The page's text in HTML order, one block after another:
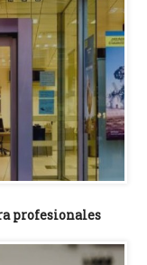
profesionales